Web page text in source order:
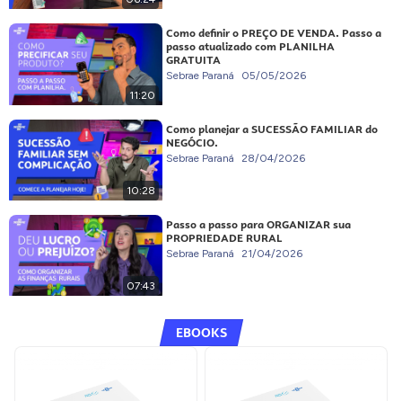
11:20
Como definir o PREÇO DE VENDA. Passo a
passo atualizado com PLANILHA
GRATUITA
Sebrae Paraná 05/05/2026
10:28
Como planejar a SUCESSÃO FAMILIAR do
NEGÓCIO.
Sebrae Paraná 28/04/2026
07:43
Passo a passo para ORGANIZAR sua
PROPRIEDADE RURAL
Sebrae Paraná 21/04/2026
EBOOKS